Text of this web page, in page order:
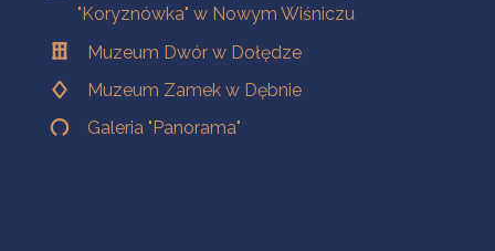
"Koryznówka" w Nowym Wiśniczu
Muzeum Dwór w Dołędze
Muzeum Zamek w Dębnie
Galeria "Panorama"